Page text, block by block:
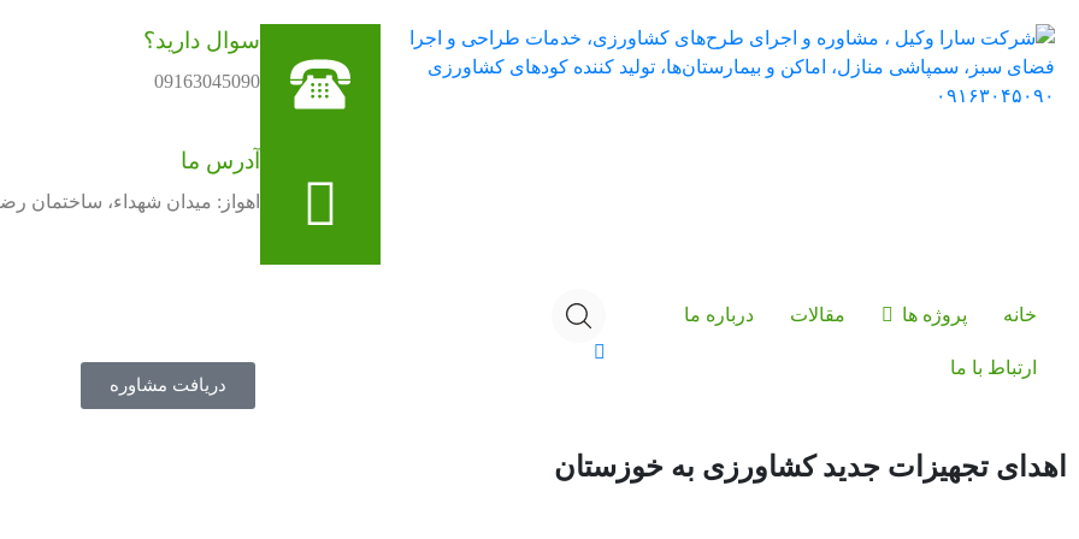
سوال دارید؟
09163045090
آدرس ما
اهواز: میدان شهداء، ساختمان رضا 1001، طبقه اول،
خانه پروژه ها مقالات درباره ما
ارتباط با ما
دریافت مشاوره
اهدای تجهیزات جدید کشاورزی به خوزستان